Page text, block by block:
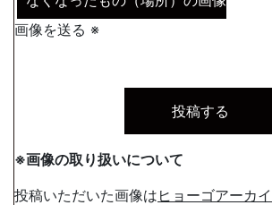
画像を送る ※
※画像の取り扱いについて
投稿いただいた画像は ヒョーゴアーカ